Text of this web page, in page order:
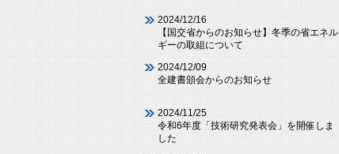
2024/12/16
【国交省からのお知らせ】冬季の省エネル
ギーの取組について
2024/12/09
全建書頒会からのお知らせ
2024/11/25
令和6年度「技術研究発表会」を開催しま
した